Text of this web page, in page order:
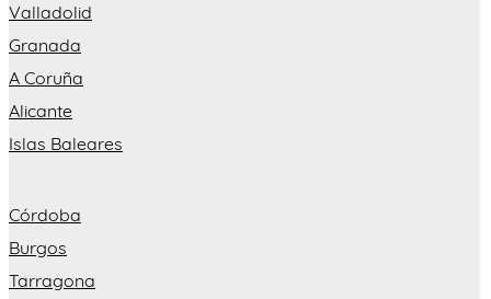
Valladolid
Granada
A Coruña
Alicante
Islas Baleares
Córdoba
Burgos
Tarragona